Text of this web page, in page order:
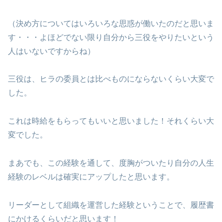
（決め方についてはいろいろな思惑が働いたのだと思いま
す・・・よほどでない限り自分から三役をやりたいという
人はいないですからね）
三役は、ヒラの委員とは比べものにならないくらい大変で
した。
これは時給をもらってもいいと思いました！それくらい大
変でした。
まあでも、この経験を通して、度胸がついたり自分の人生
経験のレベルは確実にアップしたと思います。
リーダーとして組織を運営した経験ということで、履歴書
にかけるくらいだと思います！